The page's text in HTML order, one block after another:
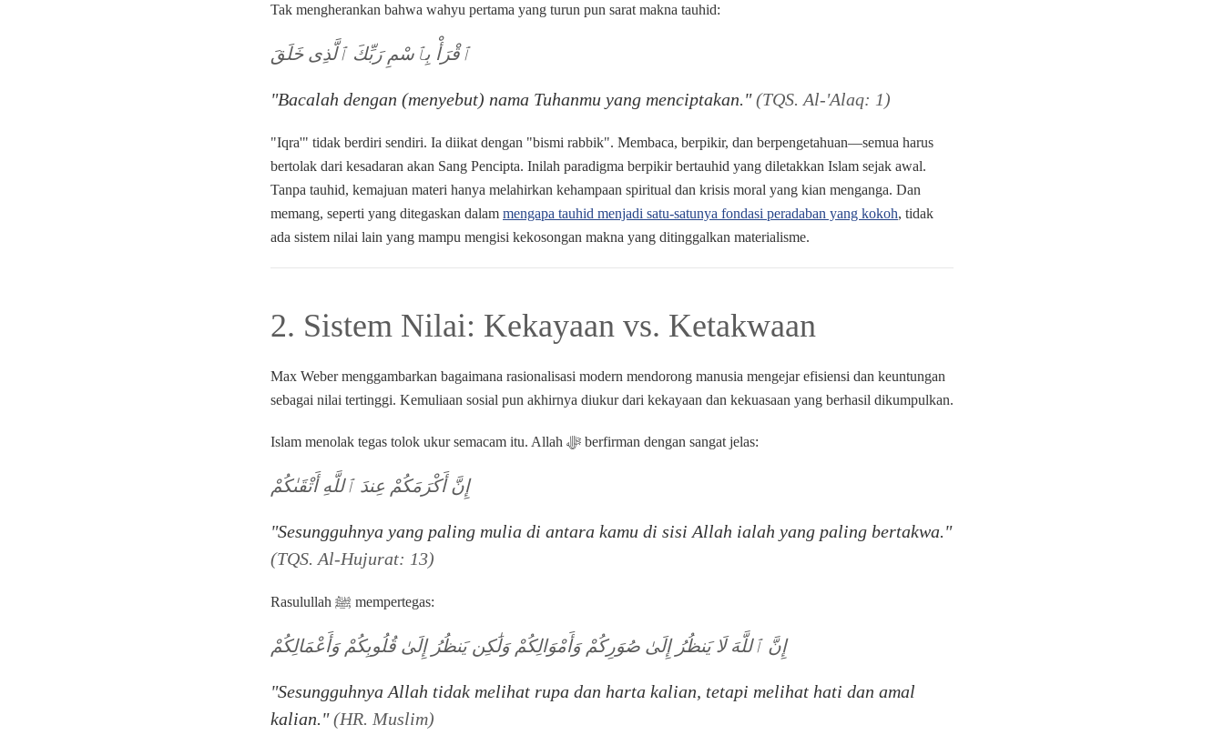
Tak mengherankan bahwa wahyu pertama yang turun pun sarat makna tauhid:
ٱقْرَأْ بِٱسْمِ رَبِّكَ ٱلَّذِى خَلَقَ
"Bacalah dengan (menyebut) nama Tuhanmu yang menciptakan."(TQS. Al-'Alaq: 1)
"Iqra'" tidak berdiri sendiri. Ia diikat dengan "bismi rabbik". Membaca, berpikir, dan berpengetahuan—semua harus
bertolak dari kesadaran akan Sang Pencipta. Inilah paradigma berpikir bertauhid yang diletakkan Islam sejak awal.
Tanpa tauhid, kemajuan materi hanya melahirkan kehampaan spiritual dan krisis moral yang kian menganga. Dan
memang, seperti yang ditegaskan dalam mengapa tauhid menjadi satu-satunya fondasi peradaban yang kokoh, tidak
ada sistem nilai lain yang mampu mengisi kekosongan makna yang ditinggalkan materialisme.
2. Sistem Nilai: Kekayaan vs. Ketakwaan
Max Weber menggambarkan bagaimana rasionalisasi modern mendorong manusia mengejar efisiensi dan keuntungan
sebagai nilai tertinggi. Kemuliaan sosial pun akhirnya diukur dari kekayaan dan kekuasaan yang berhasil dikumpulkan.
Islam menolak tegas tolok ukur semacam itu. Allah ﷻ berfirman dengan sangat jelas:
إِنَّ أَكْرَمَكُمْ عِندَ ٱللَّهِ أَتْقَىٰكُمْ
"Sesungguhnya yang paling mulia di antara kamu di sisi Allah ialah yang paling bertakwa."
(TQS. Al-Hujurat: 13)
Rasulullah ﷺ mempertegas:
إِنَّ ٱللَّهَ لَا يَنظُرُ إِلَىٰ صُوَرِكُمْ وَأَمْوَالِكُمْ وَلَٰكِن يَنظُرُ إِلَىٰ قُلُوبِكُمْ وَأَعْمَالِكُمْ
"Sesungguhnya Allah tidak melihat rupa dan harta kalian, tetapi melihat hati dan amal
kalian."(HR. Muslim)